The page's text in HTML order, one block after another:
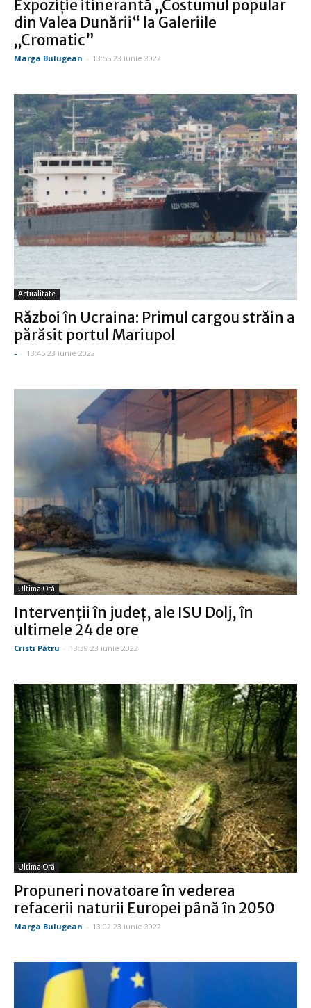
Expoziție itinerantă „Costumul popular
din Valea Dunării“ la Galeriile
„Cromatic”
Marga Bulugean - 13:55 23 iunie 2022
Actualitate
Război în Ucraina: Primul cargou străin a
părăsit portul Mariupol
- - 13:45 23 iunie 2022
Ultima Oră
Intervenţii în judeţ, ale ISU Dolj, în
ultimele 24 de ore
Cristi Pătru - 13:39 23 iunie 2022
Ultima Oră
Propuneri novatoare în vederea
refacerii naturii Europei până în 2050
Marga Bulugean - 13:02 23 iunie 2022